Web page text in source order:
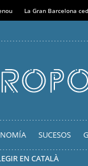
La Gran Barcelona
SUCESOS
EN CATALÀ